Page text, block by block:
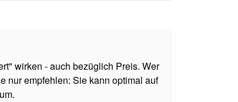
wirken - auch bezüglich Preis. Wer
nur empfehlen: Sie kann optimal auf